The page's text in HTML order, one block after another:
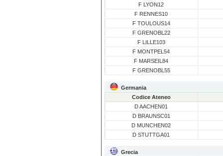
F LYON12
F RENNES10
F TOULOUS14
F GRENOBL22
F LILLE103
F MONTPEL54
F MARSEIL84
F GRENOBL55
Germania
Codice Ateneo
D AACHEN01
D BRAUNSC01
D MUNCHEN02
D STUTTGA01
Grecia